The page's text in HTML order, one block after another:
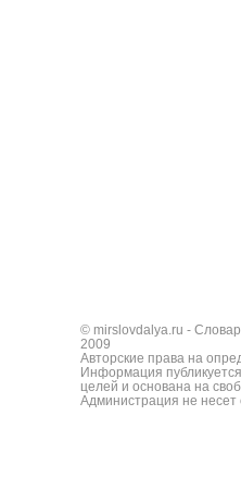
© mirslovdalya.ru -
2009
Авторские права на
Информация
целей и основана на
Администрация не несет